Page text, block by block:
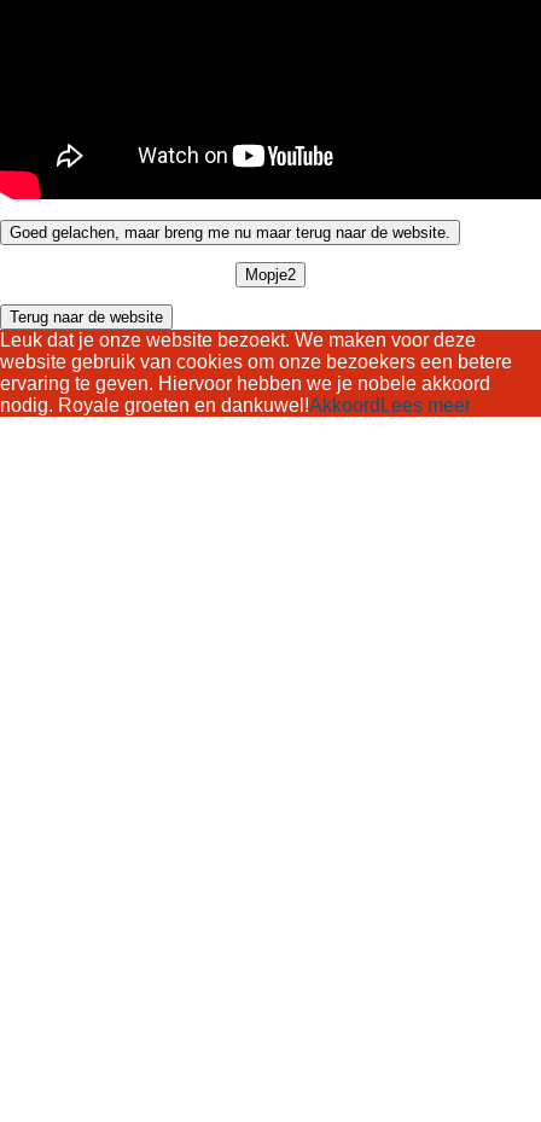
Goed gelachen, maar breng me nu maar terug naar de website.
Mopje2
Terug naar de website
Leuk dat je onze website bezoekt. We maken voor deze
website gebruik van cookies om onze bezoekers een betere
ervaring te geven. Hiervoor hebben we je nobele akkoord
nodig. Royale groeten en dankuwel!Akkoord Lees meer